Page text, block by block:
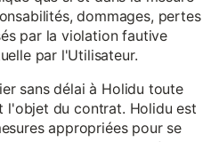
dommages, pertes
par la violation fautive
par l'Utilisateur.
sans délai à Holidu toute
l'objet du contrat. Holidu est
appropriées pour se